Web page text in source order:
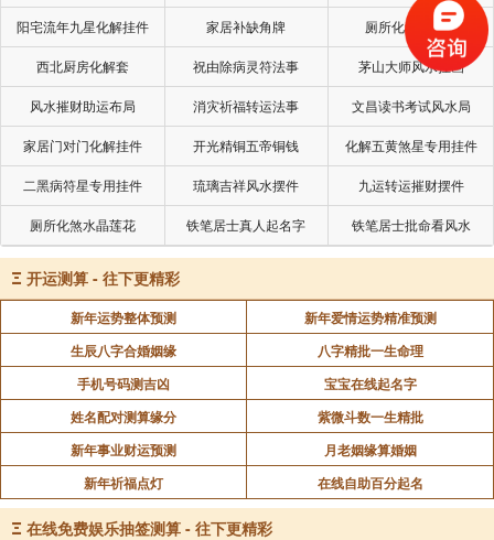
阳宅流年九星化解挂件 家居补缺角牌 厕所化秽气煞套
西北厨房化解套 祝由除病灵符法事 茅山大师风水挂画
风水摧财助运布局 消灾祈福转运法事 文昌读书考试风水局
家居门对门化解挂件 开光精铜五帝铜钱 化解五黄煞星专用挂件
二黑病符星专用挂件 琉璃吉祥风水摆件 九运转运摧财摆件
厕所化煞水晶莲花 铁笔居士真人起名字 铁笔居士批命看风水
Ξ 开运测算 - 往下更精彩
新年运势整体预测
新年爱情运势精准预测
生辰八字合婚姻缘
八字精批一生命理
手机号码测吉凶
宝宝在线起名字
姓名配对测算缘分
紫微斗数一生精批
新年事业财运预测
月老姻缘算婚姻
新年祈福点灯
在线自助百分起名
Ξ 在线免费娱乐抽签测算 - 往下更精彩